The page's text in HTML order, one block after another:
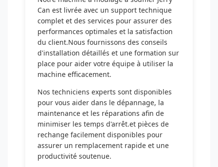
Can est livrée avec un support technique
complet et des services pour assurer des
performances optimales et la satisfaction
du client.Nous fournissons des conseils
d'installation détaillés et une formation sur
place pour aider votre équipe à utiliser la
machine efficacement.
Nos techniciens experts sont disponibles
pour vous aider dans le dépannage, la
maintenance et les réparations afin de
minimiser les temps d'arrêt.et pièces de
rechange facilement disponibles pour
assurer un remplacement rapide et une
productivité soutenue.